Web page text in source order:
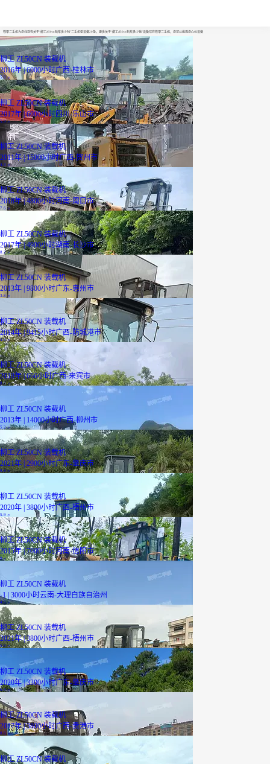
铁甲二手机为您找到有关于“柳工zl50cn新车多少钱”二手机型设备20条，更多关于“柳工zl50cn新车多少钱”设备尽在铁甲二手机，您可以挑选您心仪设备
柳工 ZL50CN 装载机
2016年 | 6000小时广西-桂林市
5.8万
柳工 ZL50CN 装载机
2017年 | 6000小时四川-乐山市
5.9万
柳工 ZL50CN 装载机
2011年 | 15000小时广西-贺州市
4.3 万
已降1000元
柳工 ZL50CN 装载机
2018年 | 4800小时河南-周口市
7.6 万
柳工 ZL50CN 装载机
2017年 | 4900小时湖南-长沙市
8.2万
柳工 ZL50CN 装载机
2013年 | 9800小时广东-惠州市
3.8 万
柳工 ZL50CN 装载机
2014年 | 9415小时广西-防城港市
4.6万
柳工 ZL50CN 装载机
2018年 | 666小时广西-来宾市
8.6万
柳工 ZL50CN 装载机
2013年 | 14000小时广西-柳州市
5.2万
柳工 ZL50CN 装载机
2021年 | 2900小时广东-肇庆市
9.8万
柳工 ZL50CN 装载机
2020年 | 3800小时广西-梧州市
5.9
柳工 ZL50CN 装载机
2015年 | 7000小时河南-信阳市
9万
柳工 ZL50CN 装载机
-1 | 3000小时云南-大理白族自治州
4.5
柳工 ZL50CN 装载机
2021年 | 3800小时广西-梧州市
5.9 万
柳工 ZL50CN 装载机
2020年 | 3300小时广东-肇庆市
6.9 万
柳工 ZL50CN 装载机
2017年 | 3800小时广西-贵港市
8.6 万
柳工 ZL50CN 装载机